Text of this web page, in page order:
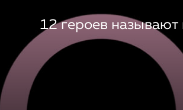
12 героев